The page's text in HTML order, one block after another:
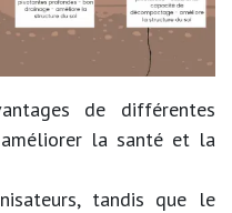
de différentes
la santé et la
tandis que le